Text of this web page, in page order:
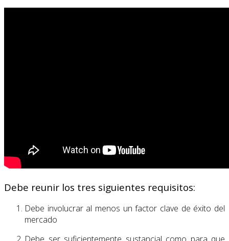
Debe reunir los tres siguientes requisitos:
Debe involucrar al menos un factor clave de éxito del
mercado